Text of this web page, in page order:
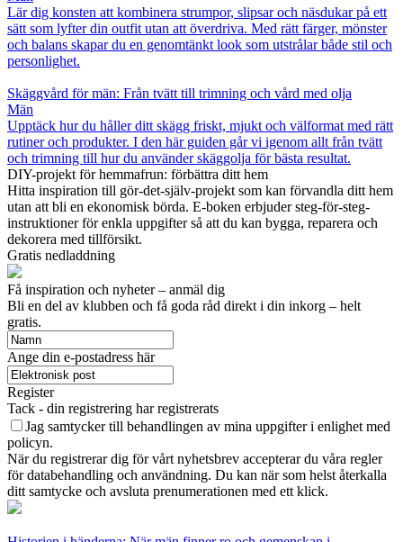
Lär dig konsten att kombinera strumpor, slipsar och näsdukar på ett
sätt som lyfter din outfit utan att överdriva. Med rätt färger, mönster
och balans skapar du en genomtänkt look som utstrålar både stil och
personlighet.
Skäggvård för män: Från tvätt till trimning och vård med olja
Män
Upptäck hur du håller ditt skägg friskt, mjukt och välformat med rätt
rutiner och produkter. I den här guiden går vi igenom allt från tvätt
och trimning till hur du använder skäggolja för bästa resultat.
DIY-projekt för hemmafrun: förbättra ditt hem
Hitta inspiration till gör-det-själv-projekt som kan förvandla ditt hem
utan att bli en ekonomisk börda. E-boken erbjuder steg-för-steg-
instruktioner för enkla uppgifter så att du kan bygga, reparera och
dekorera med tillförsikt.
Gratis nedladdning
Få inspiration och nyheter – anmäl dig
Bli en del av klubben och få goda råd direkt i din inkorg – helt
gratis.
Ange din e-postadress här
Register
Tack - din registrering har registrerats
Jag samtycker till behandlingen av mina uppgifter i enlighet med
policyn.
När du registrerar dig för vårt nyhetsbrev accepterar du våra regler
för databehandling och användning. Du kan när som helst återkalla
ditt samtycke och avsluta prenumerationen med ett klick.